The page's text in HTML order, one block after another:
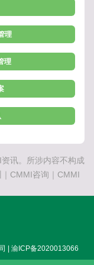
理
理
讯。所涉内容不构成
CMMI咨询｜CMMI
| 渝ICP备2020013066